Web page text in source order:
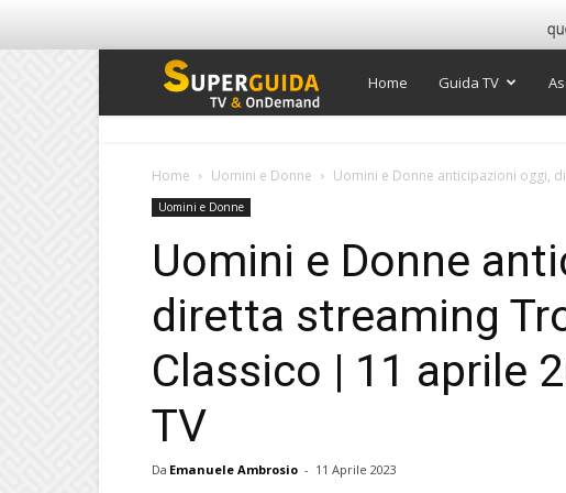
Super
Home Guida TV
Home Uomini e Donne Uomini e Donne anticipazioni oggi,
Uomini e Donne
Uomini e Donne
diretta streaming
Classico | 11 aprile
TV
Da Emanuele Ambrosio - 11 Aprile 2023